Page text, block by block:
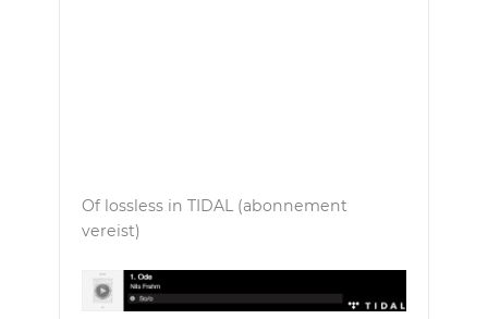
Of lossless in TIDAL (abonnement
vereist)